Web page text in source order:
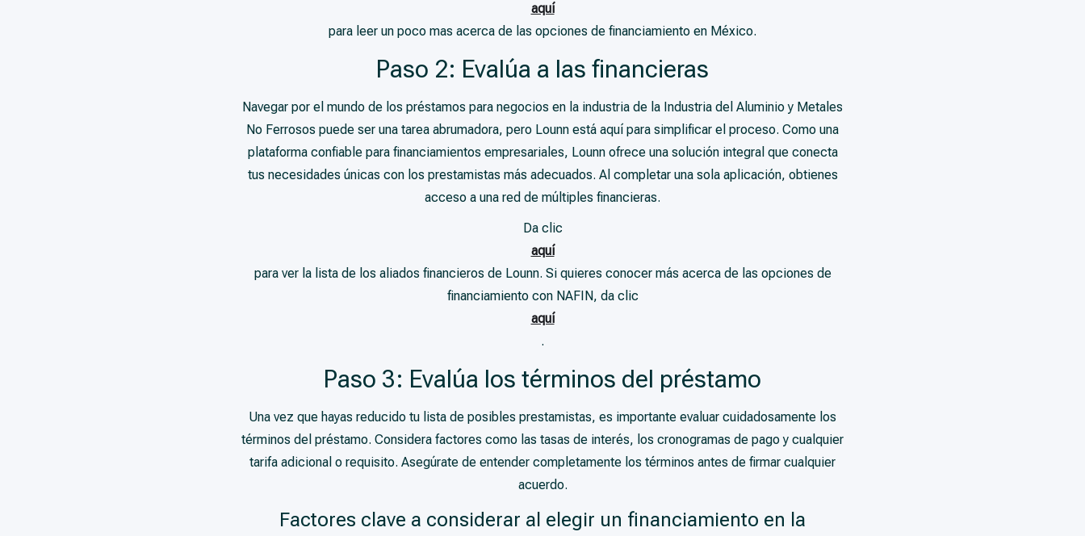
aquí
para leer un poco mas acerca de las opciones de financiamiento en México.
Paso 2: Evalúa a las financieras
Navegar por el mundo de los préstamos para negocios en la industria de la Industria del Aluminio y Metales
No Ferrosos puede ser una tarea abrumadora, pero Lounn está aquí para simplificar el proceso. Como una
plataforma confiable para financiamientos empresariales, Lounn ofrece una solución integral que conecta
tus necesidades únicas con los prestamistas más adecuados. Al completar una sola aplicación, obtienes
acceso a una red de múltiples financieras.
Da clic
aquí
para ver la lista de los aliados financieros de Lounn. Si quieres conocer más acerca de las opciones de
financiamiento con NAFIN, da clic
aquí
.
Paso 3: Evalúa los términos del préstamo
Una vez que hayas reducido tu lista de posibles prestamistas, es importante evaluar cuidadosamente los
términos del préstamo. Considera factores como las tasas de interés, los cronogramas de pago y cualquier
tarifa adicional o requisito. Asegúrate de entender completamente los términos antes de firmar cualquier
acuerdo.
Factores clave a considerar al elegir un financiamiento en la